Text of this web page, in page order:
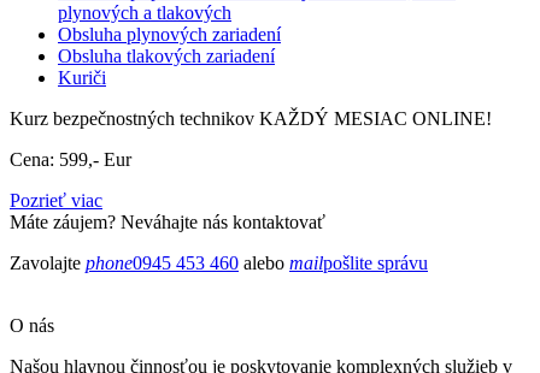
plynových a tlakových
Obsluha plynových zariadení
Obsluha tlakových zariadení
Kuriči
Kurz bezpečnostných technikov KAŽDÝ MESIAC ONLINE!
Cena: 599,- Eur
Pozrieť viac
Máte záujem? Neváhajte nás kontaktovať
Zavolajte phone0945 453 460 alebo mailpošlite správu
O nás
Našou hlavnou činnosťou je poskytovanie komplexných služieb v